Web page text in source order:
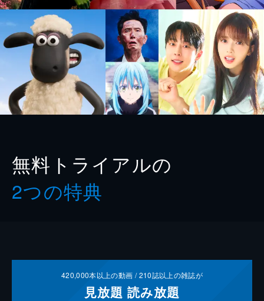
無料トライアルの
2つの特典
420,000本以上の動画 /210誌以上の雑誌が
見放題 読み放題